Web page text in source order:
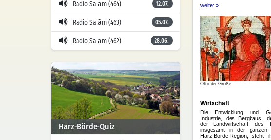
Radio Salām (464) 12.07.
Radio Salām (463) 05.07.
Radio Salām (462) 28.06.
Harz-Börde-Quiz